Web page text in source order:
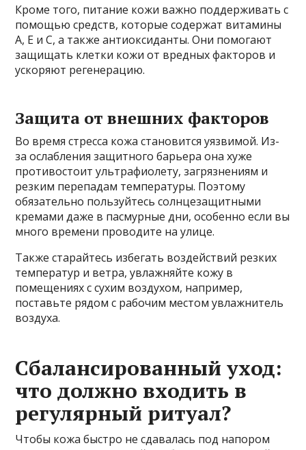
Кроме того, питание кожи важно поддерживать с
помощью средств, которые содержат витамины
A, E и C, а также антиоксиданты. Они помогают
защищать клетки кожи от вредных факторов и
ускоряют регенерацию.
Защита от внешних факторов
Во время стресса кожа становится уязвимой. Из-
за ослабления защитного барьера она хуже
противостоит ультрафиолету, загрязнениям и
резким перепадам температуры. Поэтому
обязательно пользуйтесь солнцезащитными
кремами даже в пасмурные дни, особенно если вы
много времени проводите на улице.
Также старайтесь избегать воздействий резких
температур и ветра, увлажняйте кожу в
помещениях с сухим воздухом, например,
поставьте рядом с рабочим местом увлажнитель
воздуха.
Сбалансированный уход:
что должно входить в
регулярный ритуал?
Чтобы кожа быстро не сдавалась под напором